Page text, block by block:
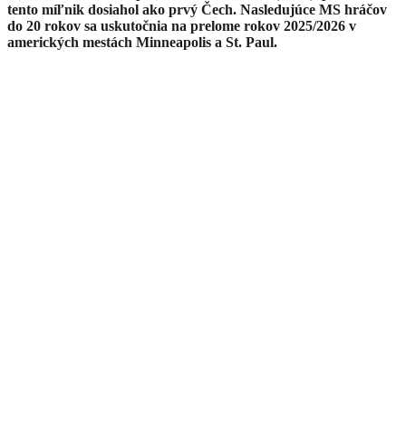
tento míľnik dosiahol ako prvý Čech. Nasledujúce MS hráčov
do 20 rokov sa uskutočnia na prelome rokov 2025/2026 v
amerických mestách Minneapolis a St. Paul.